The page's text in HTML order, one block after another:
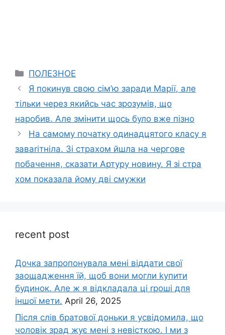
Categories
ПОЛЕЗНОЕ
Я покинув свою сім’ю заради Марії, але
тільки через якийсь час зрозумів, що
наробив. Але змінити щось було вже пізно
На самому початку одинадцятого класу я
заваrітніла. Зі страхом йшла на чергове
побачення, сказати Артуру новину. Я зі стра
хом показала йому дві смужки
recent post
Дочка запpопонувала мені віддати свої
заощадження їй, щоб вони могли kупити
будинок. Але ж я відкладала ці rроші для
іншої мети. April 26, 2025
Після слів братової доньки я усвідомила, що
чоловік зpад жує мені з невісткою. І ми з